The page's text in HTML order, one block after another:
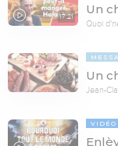
17:21
Un
Quoi
Un
Jean-
VIDÉO